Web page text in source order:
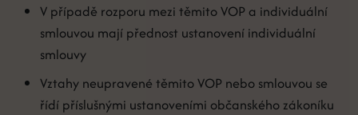
V případě rozporu mezi těmito VOP a individuální
smlouvou mají přednost ustanovení individuální
smlouvy
Vztahy neupravené těmito VOP nebo smlouvou se
řídí příslušnými ustanoveními občanského zákoníku